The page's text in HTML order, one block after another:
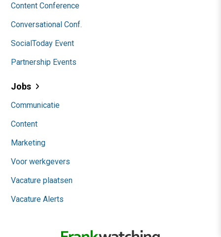
Content Conference
Conversational Conf.
SocialToday Event
Partnership Events
Jobs
Communicatie
Content
Marketing
Voor werkgevers
Vacature plaatsen
Vacature Alerts